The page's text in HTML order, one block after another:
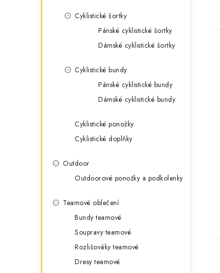
Cyklistické šortky
Pánské cyklistické šortky
Dámské cyklistické šortky
Cyklistické bundy
Pánské cyklistické bundy
Dámské cyklistické bundy
Cyklistické ponožky
Cyklistické doplňky
Outdoor
Outdoorové ponožky a podkolenky
Teamové oblečení
Bundy teamové
Soupravy teamové
Rozlišováky teamové
Dresy teamové